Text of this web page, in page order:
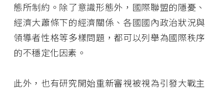
態所制約。除了意識形態外，國際聯盟的隱憂、
經濟大蕭條下的經濟關係、各國國內政治狀況與
領導者性格等多樣問題，都可以列舉為國際秩序
的不穩定化因素。
此外，也有研究開始重新審視被視為引發大戰主